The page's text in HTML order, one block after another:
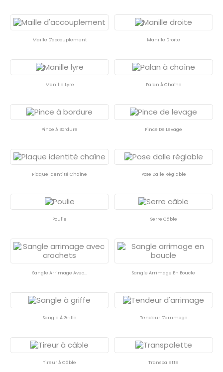
Maille D'accouplement Manille Droite
Manille Lyre Palan À Chaîne
Pince À Bordure Pince De Levage
Plaque Identité Chaîne Pose Dalle Réglable
Poulie Serre Câble
Sangle Arrimage Avec... Sangle Arrimage En Boucle
Sangle À Griffe Tendeur D'arrimage
Tireur À Câble Transpalette